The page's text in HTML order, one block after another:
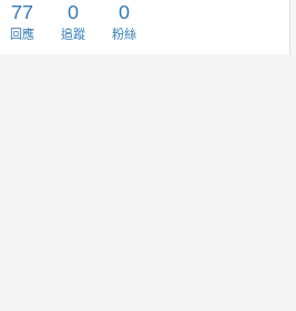
77
回應
0
追蹤
0
粉絲